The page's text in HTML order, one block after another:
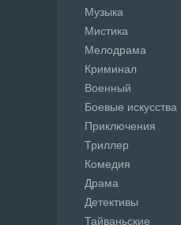
Музыка
Мистика
Мелодрама
Криминал
Военный
Боевые искусства
Приключения
Триллер
Комедия
Драма
Детективы
Тайваньские